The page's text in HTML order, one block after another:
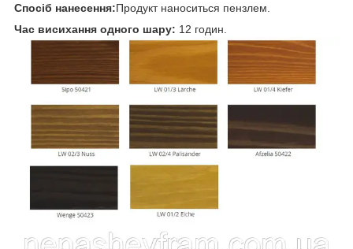
Спосіб нанесення:Продукт наноситься пензлем.
Час висихання одного шару: 12 годин.